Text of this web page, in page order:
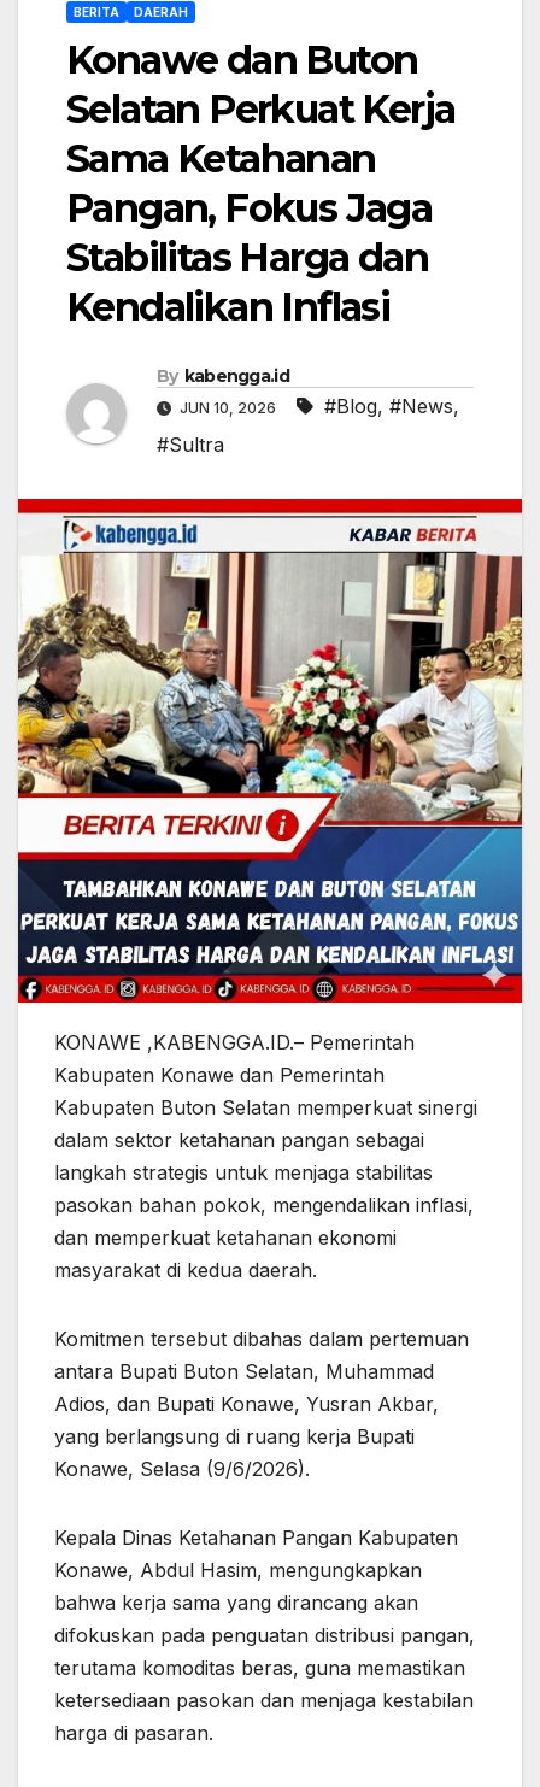
BERITA DAERAH
Konawe dan Buton
Selatan Perkuat Kerja
Sama Ketahanan
Pangan, Fokus Jaga
Stabilitas Harga dan
Kendalikan Inflasi
By kabengga.id
JUN 10, 2026 #Blog, #News,
#Sultra
KONAWE ,KABENGGA.ID.– Pemerintah
Kabupaten Konawe dan Pemerintah
Kabupaten Buton Selatan memperkuat sinergi
dalam sektor ketahanan pangan sebagai
langkah strategis untuk menjaga stabilitas
pasokan bahan pokok, mengendalikan inflasi,
dan memperkuat ketahanan ekonomi
masyarakat di kedua daerah.
Komitmen tersebut dibahas dalam pertemuan
antara Bupati Buton Selatan, Muhammad
Adios, dan Bupati Konawe, Yusran Akbar,
yang berlangsung di ruang kerja Bupati
Konawe, Selasa (9/6/2026).
Kepala Dinas Ketahanan Pangan Kabupaten
Konawe, Abdul Hasim, mengungkapkan
bahwa kerja sama yang dirancang akan
difokuskan pada penguatan distribusi pangan,
terutama komoditas beras, guna memastikan
ketersediaan pasokan dan menjaga kestabilan
harga di pasaran.